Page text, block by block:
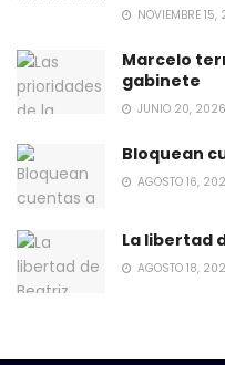
NOVIEMBRE
Marcelo
gabinete
JUNIO 20, 2026
Bloquean
AGOSTO 16,
La libertad
AGOSTO 18,